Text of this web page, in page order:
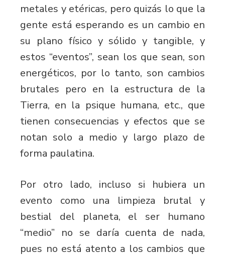
metales y etéricas, pero quizás lo que la
gente está esperando es un cambio en
su plano físico y sólido y tangible, y
estos “eventos”, sean los que sean, son
energéticos, por lo tanto, son cambios
brutales pero en la estructura de la
Tierra, en la psique humana, etc., que
tienen consecuencias y efectos que se
notan solo a medio y largo plazo de
forma paulatina.
Por otro lado, incluso si hubiera un
evento como una limpieza brutal y
bestial del planeta, el ser humano
“medio” no se daría cuenta de nada,
pues no está atento a los cambios que